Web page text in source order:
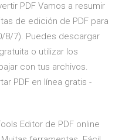
PDF Vamos a resumir
de edición de PDF para
8/7). Puedes descargar
o utilizar los
con tus archivos.
PDF en línea gratis -
Editor de PDF online